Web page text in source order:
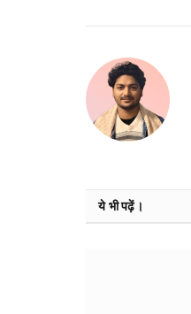
ये भी पढ़ें।